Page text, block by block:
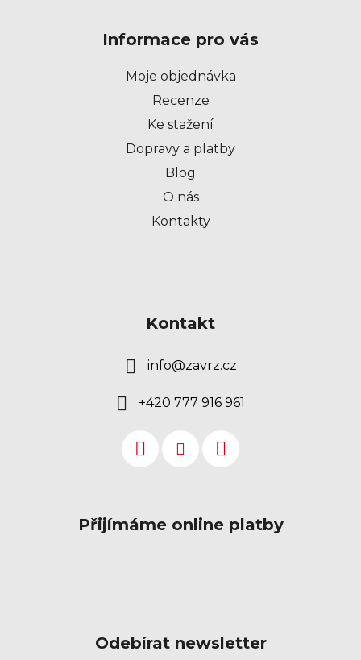
Informace pro vás
Moje objednávka
Recenze
Ke stažení
Dopravy a platby
Blog
O nás
Kontakty
Kontakt
info@zavrz.cz
+420 777 916 961
Přijímáme online platby
Odebírat newsletter